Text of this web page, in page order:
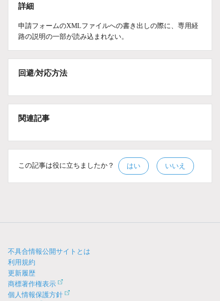
詳細
申請フォームのXMLファイルへの書き出しの際に、専用経
路の説明の一部が読み込まれない。
回避/対応方法
関連記事
この記事は役に立ちましたか？ はい いいえ
不具合情報公開サイトとは
利用規約
更新履歴
商標著作権表示
個人情報保護方針